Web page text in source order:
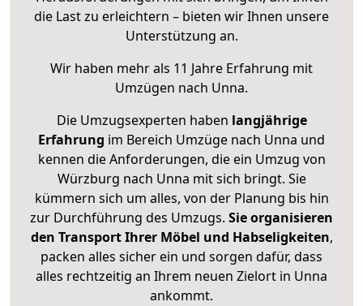
die Last zu erleichtern – bieten wir Ihnen unsere
Unterstützung an.
Wir haben mehr als 11 Jahre Erfahrung mit
Umzügen nach Unna.
Die Umzugsexperten haben langjährige
Erfahrung im Bereich Umzüge nach Unna und
kennen die Anforderungen, die ein Umzug von
Würzburg nach Unna mit sich bringt. Sie
kümmern sich um alles, von der Planung bis hin
zur Durchführung des Umzugs. Sie organisieren
den Transport Ihrer Möbel und Habseligkeiten,
packen alles sicher ein und sorgen dafür, dass
alles rechtzeitig an Ihrem neuen Zielort in Unna
ankommt.